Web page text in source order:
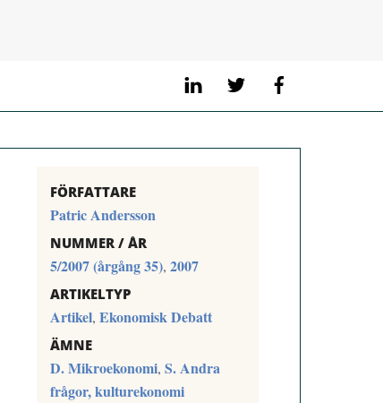
LinkedIn Twitter
FÖRFATTARE
Patric Andersson
NUMMER / ÅR
5/2007 (årgång 35), 2007
ARTIKELTYP
Artikel, Ekonomisk Debatt
ÄMNE
D. Mikroekonomi, S. Andra
frågor, kulturekonomi